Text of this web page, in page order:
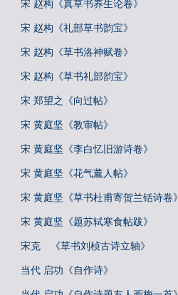
宋 赵构《真草书养生论卷》
宋 赵构《礼部草书韵宝》
宋 赵构《草书洛神赋卷》
宋 赵构《草书礼部韵宝》
宋 郑望之《向过帖》
宋 黄庭坚《教审帖》
宋 黄庭坚《李白忆旧游诗卷》
宋 黄庭坚《花气薰人帖》
宋 黄庭坚《草书杜甫寄贺兰铦诗卷》
宋 黄庭坚《题苏轼寒食帖跋》
宋克 《草书刘桢古诗立轴》
当代 启功《自作诗》